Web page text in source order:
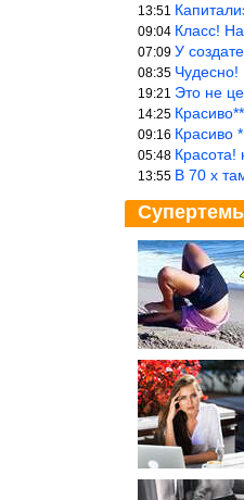
13:51
09:04 Класс!
07:09 У
08:35 Чудесно!
19:21 Это не
14:25
09:16 Красиво *
05:48 Красота! какая
13:55 В 70 х